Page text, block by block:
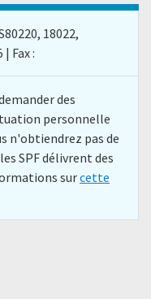
18022,
Fax :
des
personnelle
n'obtiendrez pas de
SPF délivrent des
surcette